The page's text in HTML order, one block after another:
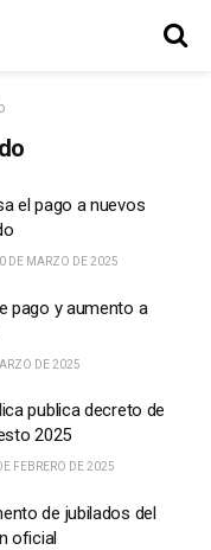
el pago a nuevos
DE MARZO DE 2025
pago y aumento a
DE 2025
publica decreto de
2025
FEBRERO DE 2025
de jubilados del
oficial